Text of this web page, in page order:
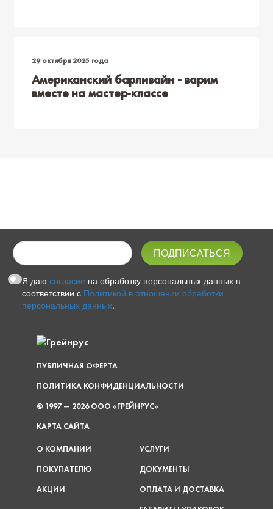
29 октября 2025 года
Американский барливайн - варим
вместе на мастер-классе
Я даюсогласие на обработку персональных данных в
соответствии с Политикой в отношении обработки
персональных данных.
ПУБЛИЧНАЯ ОФЕРТА
ПОЛИТИКА КОНФИДЕНЦИАЛЬНОСТИ
© 1997 — 2026 ООО «ГРЕЙНРУС»
КАРТА САЙТА
О КОМПАНИИ
ПОКУПАТЕЛЮ
АКЦИИ
УСЛУГИ
ДОКУМЕНТЫ
ОПЛАТА И ДОСТАВКА